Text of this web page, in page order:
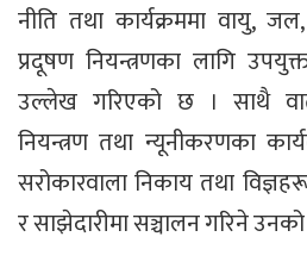
नीति तथा कार्यक्रममा वायु,
प्रदूषण नियन्त्रणका लागि
उल्लेख गरिएको छ । साथै
नियन्त्रण तथा न्यूनीकरणका
सरोकारवाला निकाय तथा
र साझेदारीमा सञ्चालन गरिने